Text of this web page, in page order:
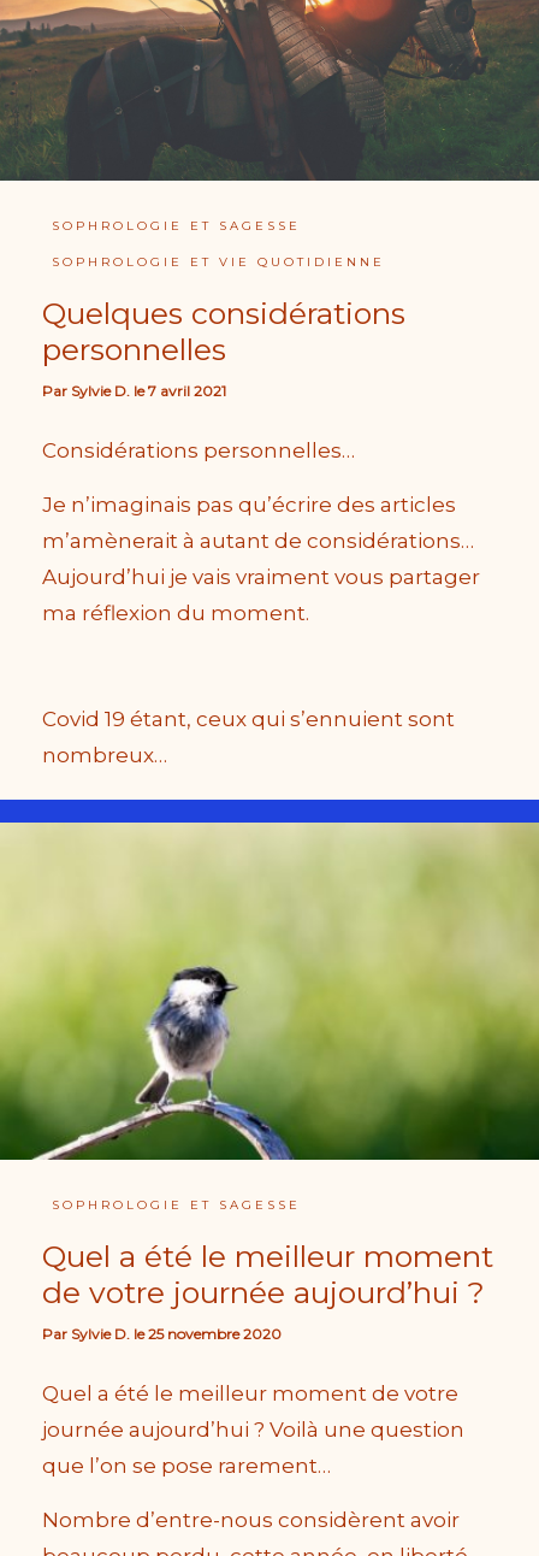
SOPHROLOGIE ET SAGESSE
SOPHROLOGIE ET VIE QUOTIDIENNE
Quelques considérations
personnelles
Par Sylvie D. le7 avril 2021
Considérations personnelles…
Je n’imaginais pas qu’écrire des articles
m’amènerait à autant de considérations…
Aujourd’hui je vais vraiment vous partager
ma réflexion du moment.
Covid 19 étant, ceux qui s’ennuient sont
nombreux…
SOPHROLOGIE ET SAGESSE
Quel a été le meilleur moment
de votre journée aujourd’hui ?
Par Sylvie D. le25 novembre 2020
Quel a été le meilleur moment de votre
journée aujourd’hui ? Voilà une question
que l’on se pose rarement…
Nombre d’entre-nous considèrent avoir